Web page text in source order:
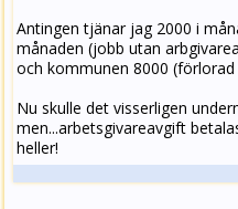
Antingen tjänar jag 2000 i
månaden (jobb utan
och kommunen 8000
Nu skulle det visserligen
men...arbetsgivareavgift
heller!